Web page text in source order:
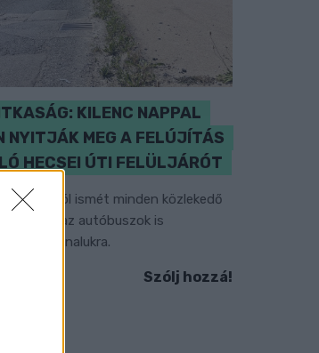
KILENC NAPPAL
NYITJÁK MEG A FELÚJÍTÁS
HECSEI ÚTI FELÜLJÁRÓT
órától ismét minden közlekedő
átkelőt, az autóbuszok is
útvonalukra.
Szólj hozzá!